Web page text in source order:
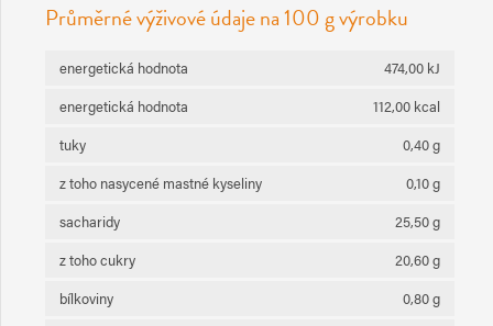
Průměrné výživové údaje na 100 g výrobku
energetická hodnota
474,00 kJ
energetická hodnota
112,00 kcal
tuky
0,40 g
z toho nasycené mastné kyseliny
0,10 g
sacharidy
25,50 g
z toho cukry
20,60 g
bílkoviny
0,80 g